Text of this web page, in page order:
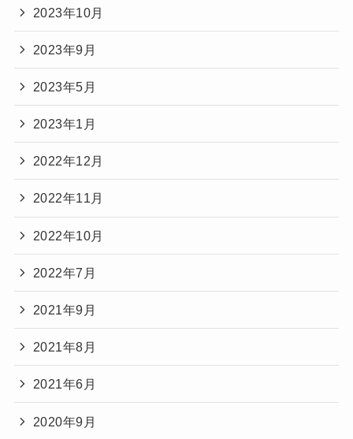
2023年10月
2023年9月
2023年5月
2023年1月
2022年12月
2022年11月
2022年10月
2022年7月
2021年9月
2021年8月
2021年6月
2020年9月